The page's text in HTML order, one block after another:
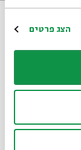
הצג פרטים